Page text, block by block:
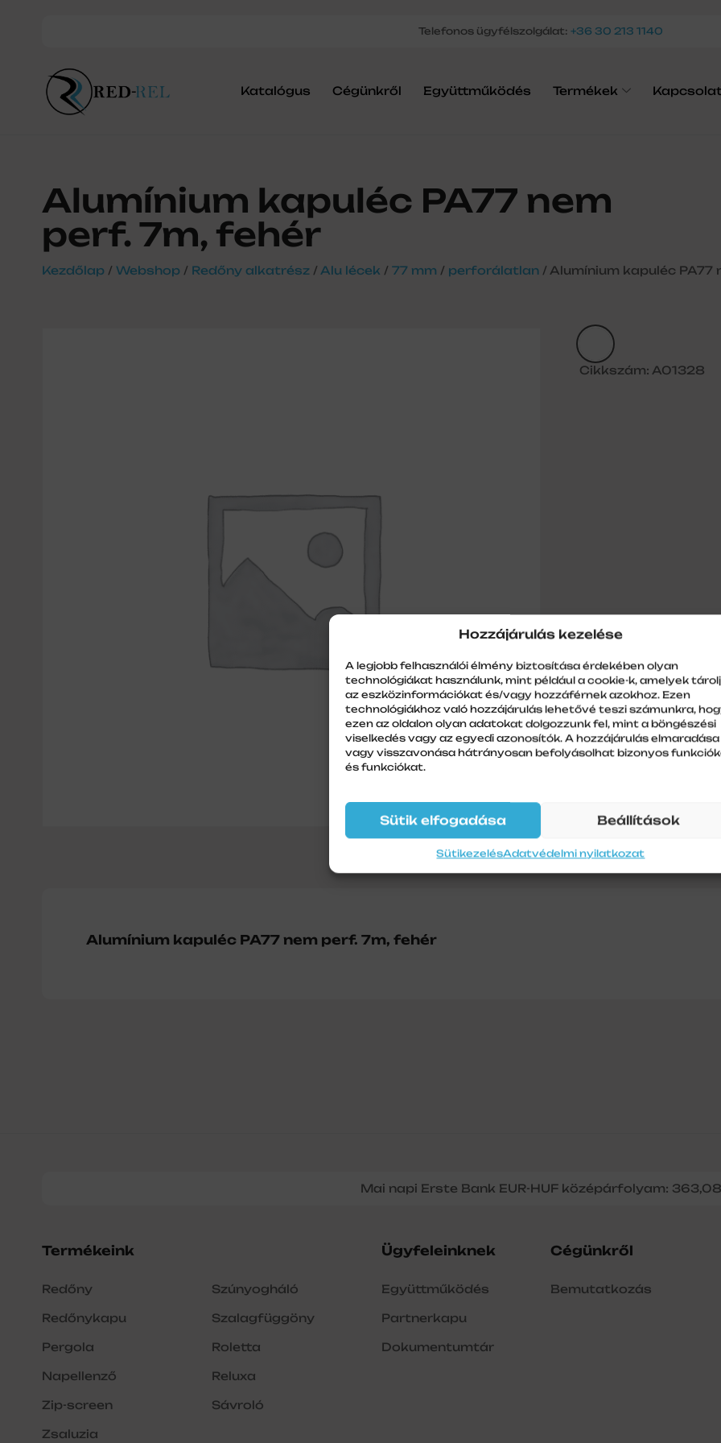
Hozzájárulás kezelése
A legjobb felhasználói élmény biztosítása érdekében olyan
technológiákat használunk, mint például a cookie-k, amelyek
az eszközinformációkat és/vagy hozzáférnek azokhoz. Ezen
technológiákhoz való hozzájárulás lehetővé teszi számunkra,
ezen az oldalon olyan adatokat dolgozzunk fel, mint a böngészési
viselkedés vagy az egyedi azonosítók. A hozzájárulás elmaradása
vagy visszavonása hátrányosan befolyásolhat bizonyos
és funkciókat.
Sütik elfogadása Beállítások
SütikezelésAdatvédelmi nyilatkozat
Telefonos ügyfélszolgálat: +36 30 213 1140
Katalógus Cégünkről Együttműködés Termékek Kapcsolat
Alumínium kapuléc PA77 nem
perf. 7m, fehér
Kezdőlap / Webshop / Redőny alkatrész / Alu lécek / 77 mm / perforálatlan / Alumínium kapuléc PA77
Cikkszám: A01328
Alumínium kapuléc PA77 nem perf. 7m, fehér
Mai napi Erste Bank EUR-HUF középárfolyam: 363,08
Termékeink
Redőny
Redőnykapu
Pergola
Napellenző
Zip-screen
Zsaluzia
Szúnyogháló
Szalagfüggöny
Roletta
Reluxa
Sávroló
Ügyfeleinknek
Együttműködés
Partnerkapu
Dokumentumtár
Cégünkről
Bemutatkozás